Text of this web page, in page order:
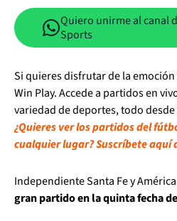
Quiero unirme al canal
Sports
Si quieres disfrutar de la
Win Play. Accede a partidos en
variedad de deportes, todo
¿Quieres ver los partidos del
cualquier lugar? Suscríbete aquí
Independiente Santa Fe y
gran partido en la quinta fecha